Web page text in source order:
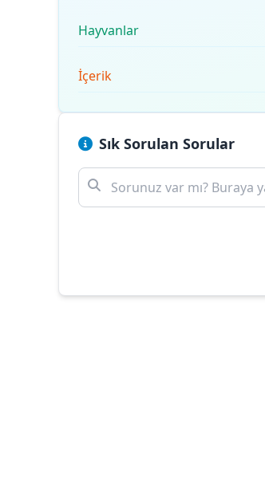
Hayvanlar
İçerik
Sık Sorulan Sorular